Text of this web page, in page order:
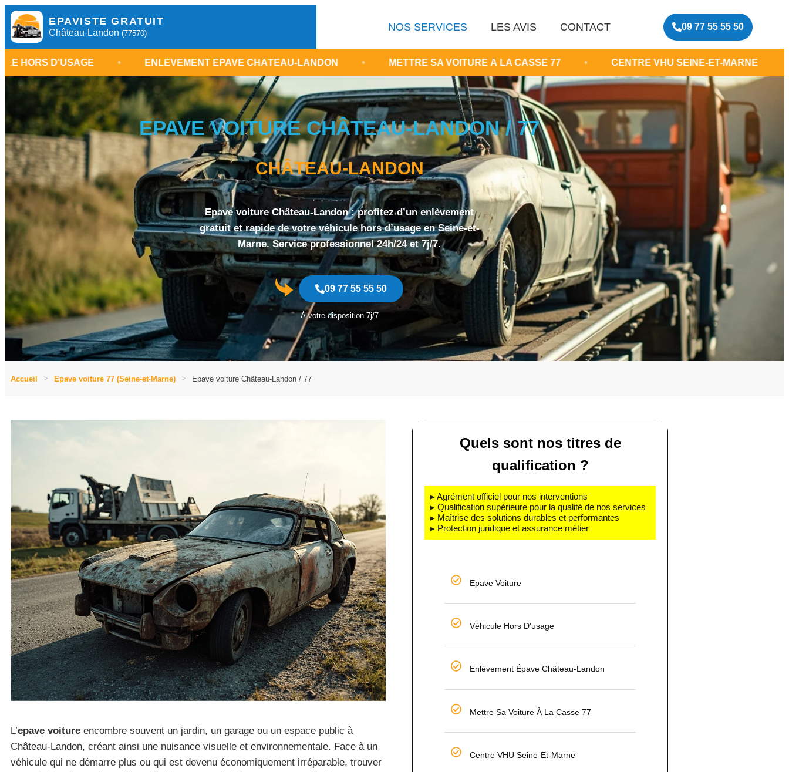
EPAVISTE GRATUIT
Château-Landon (77570)
NOS SERVICES LES AVIS CONTACT 09 77 55 55 50
• ENLÈVEMENT ÉPAVE CHÂTEAU-LANDON • METTRE SA VOITURE À LA CASSE 77 • CENTRE VHU SEINE-ET-MARNE • EPAVE
EPAVE VOITURE CHÂTEAU-LANDON / 77
CHÂTEAU-LANDON
Epave voiture Château-Landon : profitez d’un enlèvement
gratuit et rapide de votre véhicule hors d’usage en Seine-et-
Marne. Service professionnel 24h/24 et 7j/7.
09 77 55 55 50
À votre disposition 7j/7
Accueil Epave voiture 77 (Seine-et-Marne) Epave voiture Château-Landon / 77
L’epave voiture encombre souvent un jardin, un garage ou un espace public à
Château-Landon, créant ainsi une nuisance visuelle et environnementale. Face à un
véhicule qui ne démarre plus ou qui est devenu économiquement irréparable, trouver
Quels sont nos titres de
qualification ?
▸ Agrément officiel pour nos interventions
▸ Qualification supérieure pour la qualité de nos services
▸ Maîtrise des solutions durables et performantes
▸ Protection juridique et assurance métier
Epave Voiture
Véhicule Hors D'usage
Enlèvement Épave Château-Landon
Mettre Sa Voiture À La Casse 77
Centre VHU Seine-Et-Marne